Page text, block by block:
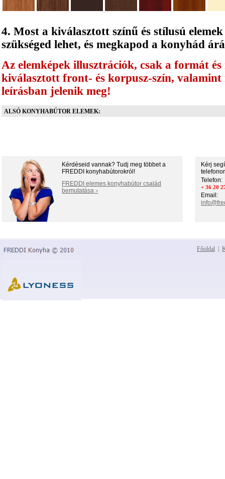
4. Most a kiválasztott színű és stílusú
szükséged lehet, és megkapod a konyhád
Az elemképek illusztrációk, csak a formát
kiválasztott front- és korpusz-szín,
leírásban jelenik meg!
ALSÓ KONYHABÚTOR ELEMEK:
Kérdéseid vannak? Tudj meg többet a
FREDDI konyhabútorokról!
FREDDI elemes konyhabútor család
bemutatása >
Kérj
Telefon:
+ 36 20
Email:
Főoldal